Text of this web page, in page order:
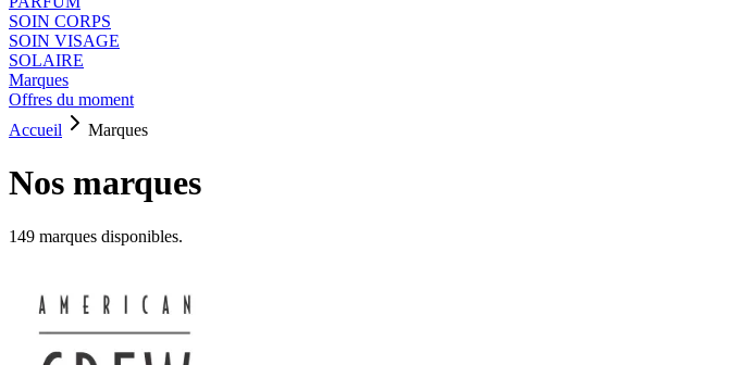
SOIN CORPS
SOIN VISAGE
SOLAIRE
Marques
Offres du moment
Accueil
Marques
Nos marques
149 marques disponibles.